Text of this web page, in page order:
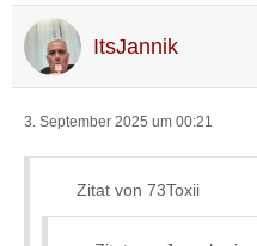
ItsJannik
3. September 2025 um 00:21
Zitat von 73Toxii